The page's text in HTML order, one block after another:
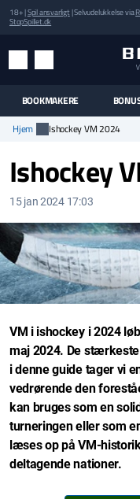
18+ |Spil ansvarligt| Selvudelukkelse via
StopSpillet.dk
MENUEN
BOOKMAKERE
Hjem
Ishockey VM 2024
Ishockey
15 jan 2024 17:03
VM i ishockey i 2024
maj 2024. De
i denne guide tager vi
vedrørende den
kan bruges som en
turneringen eller som
læses op på VM-
deltagende nationer.